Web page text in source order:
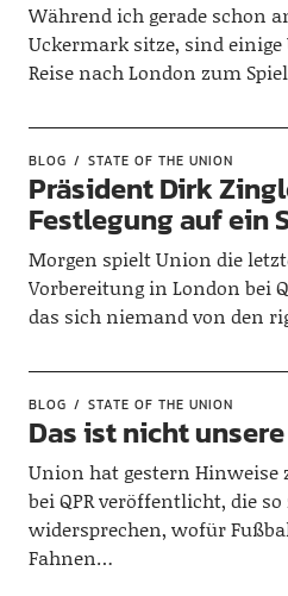
Während ich gerade schon
Uckermark sitze, sind
Reise nach London zum
BLOG STATE OF THE UNION
Präsident Dirk
Festlegung auf ein
Morgen spielt Union die
Vorbereitung in London bei
das sich niemand von den
BLOG STATE OF THE UNION
Das ist nicht
Union hat gestern Hinweise
bei QPR veröffentlicht, die
widersprechen, wofür
Fahnen…